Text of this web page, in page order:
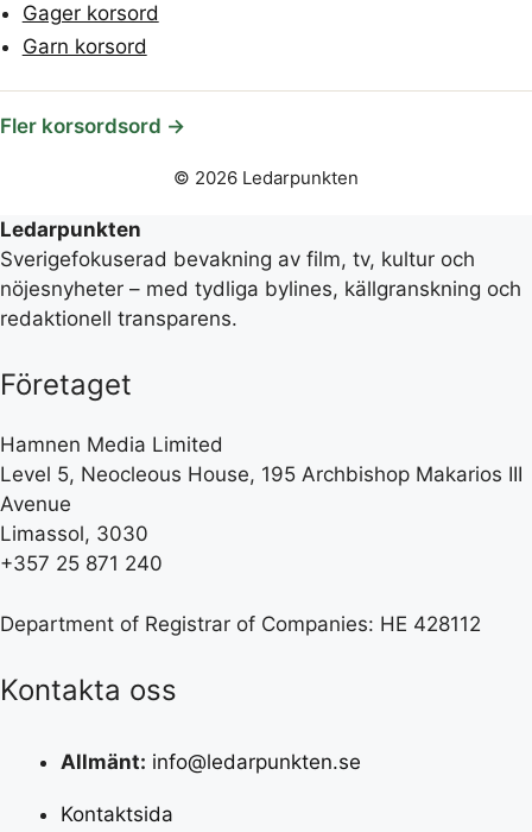
Gager korsord
Garn korsord
Fler korsordsord →
© 2026 Ledarpunkten
Ledarpunkten
Sverigefokuserad bevakning av film, tv, kultur och
nöjesnyheter – med tydliga bylines, källgranskning och
redaktionell transparens.
Företaget
Hamnen Media Limited
Level 5, Neocleous House, 195 Archbishop Makarios III
Avenue
Limassol, 3030
+357 25 871 240
Department of Registrar of Companies: HE 428112
Kontakta oss
Allmänt: info@ledarpunkten.se
Kontaktsida